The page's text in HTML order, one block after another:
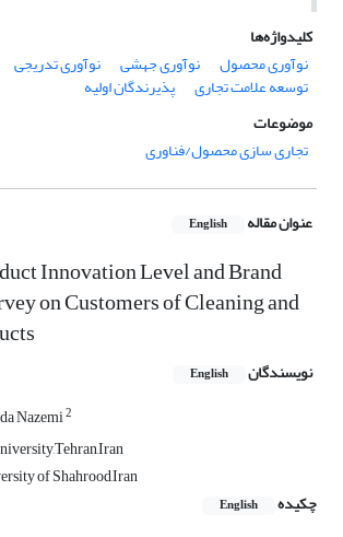
کلیدواژه‌ها
نوآوری محصول
نوآوری جهشی نوآوری تدریجی
توسعه علامت تجاری
پذیرندگان اولیه
موضوعات
تجاری سازی محصول/فناوری
عنوان مقاله English
Innovation Level and Brand
on Customers of Cleaning and
نویسندگان English
Nazemi2
of Shahrood,Iran
چکیده
English